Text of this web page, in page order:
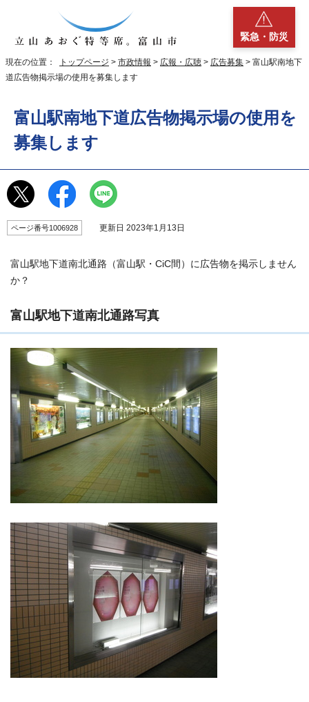
緊急・防災
現在の位置： トップページ > 市政情報 > 広報・広聴 > 広告募集 > 富山駅南地下
道広告物掲示場の使用を募集します
富山駅南地下道広告物掲示場の使用を
募集します
ページ番号1006928 更新日 2023年1月13日
富山駅地下道南北通路（富山駅・CiC間）に広告物を掲示しません
か？
富山駅地下道南北通路写真